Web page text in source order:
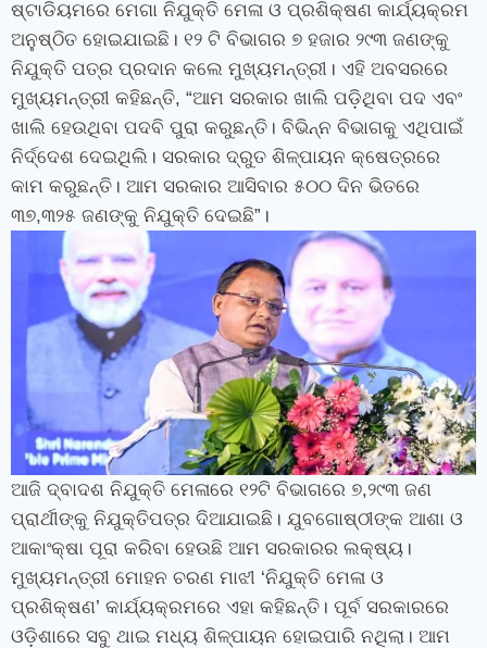
ଷ୍ଟାଡିୟମରେ ମେଗା ନିଯୁକ୍ତି ମେଳା ଓ ପ୍ରଶିକ୍ଷଣ କାର୍ଯ୍ୟକ୍ରମ
ଅନୁଷ୍ଠିତ ହୋଇଯାଇଛି। ୧୨ ଟି ବିଭାଗର ୭ ହଜାର ୨୯୩ ଜଣଙ୍କୁ
ନିଯୁକ୍ତି ପତ୍ର ପ୍ରଦାନ କଲେ ମୁଖ୍ୟମନ୍ତ୍ରୀ। ଏହି ଅବସରରେ
ମୁଖ୍ୟମନ୍ତ୍ରୀ କହିଛନ୍ତି, “ଆମ ସରକାର ଖାଲି ପଡ଼ିଥିବା ପଦ ଏବଂ
ଖାଲି ହେଉଥିବା ପଦବି ପୁରା କରୁଛନ୍ତି। ବିଭିନ୍ନ ବିଭାଗକୁ ଏଥିପାଇଁ
ନିର୍ଦ୍ଦେଶ ଦେଇଥିଲି। ସରକାର ଦ୍ରୁତ ଶିଳ୍ପାୟନ କ୍ଷେତ୍ରରେ
କାମ କରୁଛନ୍ତି। ଆମ ସରକାର ଆସିବାର ୫୦୦ ଦିନ ଭିତରେ
୩୭,୩୨୫ ଜଣଙ୍କୁ ନିଯୁକ୍ତି ଦେଇଛି”।
ଆଜି ଦ୍ବାଦଶ ନିଯୁକ୍ତି ମେଳାରେ ୧୨ଟି ବିଭାଗରେ ୭,୨୯୩ ଜଣ
ପ୍ରାର୍ଥୀଙ୍କୁ ନିଯୁକ୍ତିପତ୍ର ଦିଆଯାଇଛି। ଯୁବଗୋଷ୍ଠୀଙ୍କ ଆଶା ଓ
ଆକାଂକ୍ଷା ପୂରା କରିବା ହେଉଛି ଆମ ସରକାରର ଲକ୍ଷ୍ୟ।
ମୁଖ୍ୟମନ୍ତ୍ରୀ ‌ମୋହନ ଚରଣ ମାଝୀ ‘ନିଯୁକ୍ତି ମେଳା ଓ
ପ୍ରଶିକ୍ଷଣ’ କାର୍ଯ୍ୟକ୍ରମରେ ଏହା କହିଛନ୍ତି। ପୂର୍ବ ସରକାରରେ
ଓଡ଼ିଶାରେ ସବୁ ଥାଇ ମଧ୍ୟ ଶିଳ୍ପାୟନ ହୋଇପାରି ନଥିଲା। ଆମ